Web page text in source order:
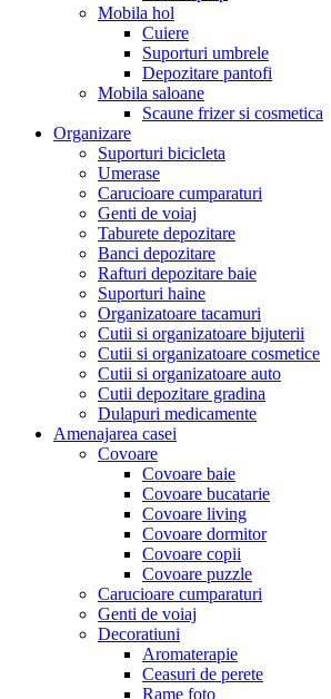
Mobila hol
Cuiere
Suporturi umbrele
Depozitare pantofi
Mobila saloane
Scaune frizer si cosmetica
Organizare
Suporturi bicicleta
Umerase
Carucioare cumparaturi
Genti de voiaj
Taburete depozitare
Banci depozitare
Rafturi depozitare baie
Suporturi haine
Organizatoare tacamuri
Cutii si organizatoare bijuterii
Cutii si organizatoare cosmetice
Cutii si organizatoare auto
Cutii depozitare gradina
Dulapuri medicamente
Amenajarea casei
Covoare
Covoare baie
Covoare bucatarie
Covoare living
Covoare dormitor
Covoare copii
Covoare puzzle
Carucioare cumparaturi
Genti de voiaj
Decoratiuni
Aromaterapie
Ceasuri de perete
Rame foto